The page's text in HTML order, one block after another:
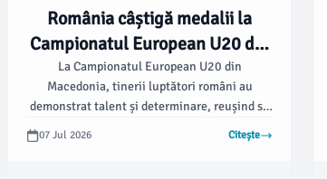
România câștigă medalii la
Campionatul European U20 din
Macedonia
La Campionatul European U20 din
Macedonia, tinerii luptători români au
demonstrat talent și determinare, reușind să
damboviteanul.com, sportivii au impresionat
07 Jul 2026 Citește